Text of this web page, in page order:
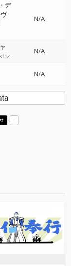
デ
N/A
N/A
N/A
-